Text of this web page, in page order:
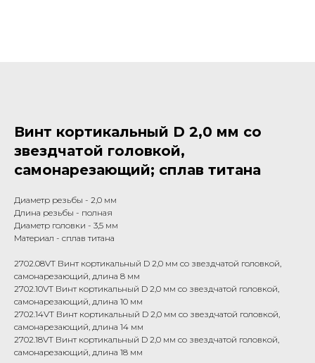
Винт кортикальный D 2,0 мм со
звездчатой головкой,
самонарезающий; сплав титана
Диаметр резьбы - 2,0 мм
Длина резьбы - полная
Диаметр головки - 3,5 мм
Материал - сплав титана
2702.08VT Винт кортикальный D 2,0 мм со звездчатой головкой,
самонарезающий, длина 8 мм
2702.10VT Винт кортикальный D 2,0 мм со звездчатой головкой,
самонарезающий, длина 10 мм
2702.14VT Винт кортикальный D 2,0 мм со звездчатой головкой,
самонарезающий, длина 14 мм
2702.18VT Винт кортикальный D 2,0 мм со звездчатой головкой,
самонарезающий, длина 18 мм